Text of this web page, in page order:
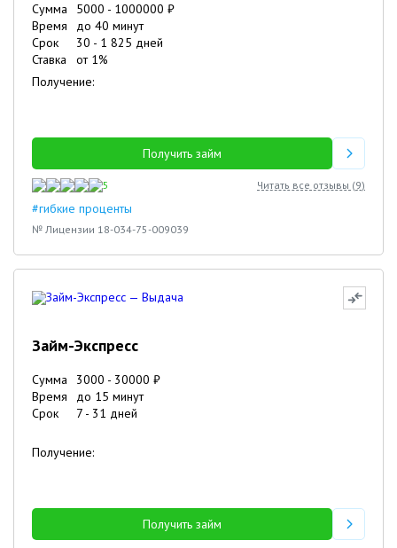
Сумма 5000 - 1000000 ₽
Время
до 40 минут
Срок
30 - 1 825 дней
Ставка
от 1%
Получение:
Получить займ
5 Читать все отзывы (9)
#гибкие проценты
№ Лицензии 18-034-75-009039
Займ-Экспресс
Сумма 3000 - 30000 ₽
Время
до 15 минут
Срок
7 - 31 дней
Получение:
Получить займ